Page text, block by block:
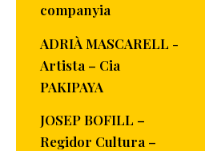
companyia
ADRIÀ MASCARELL -
Artista – Cia
PAKIPAYA
JOSEP BOFILL –
Regidor Cultura –